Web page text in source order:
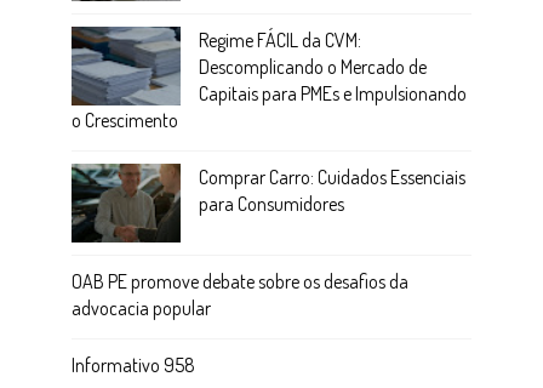
Regime FÁCIL da CVM:
Descomplicando o Mercado de
Capitais para PMEs e Impulsionando
o Crescimento
Comprar Carro: Cuidados Essenciais
para Consumidores
OAB PE promove debate sobre os desafios da
advocacia popular
Informativo 958